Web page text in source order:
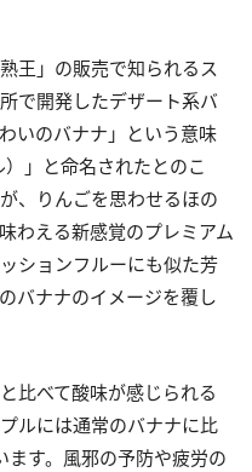
王」の販売で知られるス
で開発したデザート系バ
いのバナナ」という意味
」と命名されたとのこ
、りんごを思わせるほの
わえる新感覚のプレミアム
ションフルーにも似た芳
バナナのイメージを覆し
比べて酸味が感じられる
ルには通常のバナナに比
ます。風邪の予防や疲労の